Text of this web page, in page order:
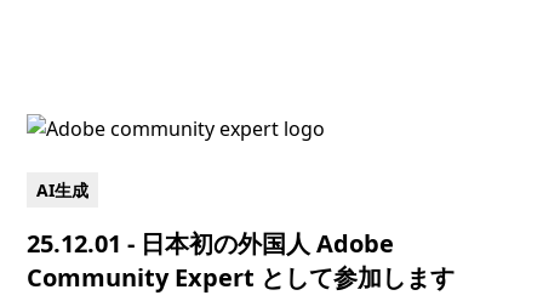
AI生成
25.12.01 - 日本初の外国人 Adobe
Community Expert として参加します